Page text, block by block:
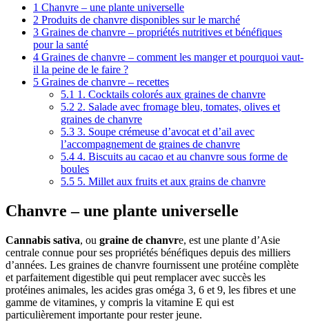
1 Chanvre – une plante universelle
2 Produits de chanvre disponibles sur le marché
3 Graines de chanvre – propriétés nutritives et bénéfiques
pour la santé
4 Graines de chanvre – comment les manger et pourquoi vaut-
il la peine de le faire ?
5 Graines de chanvre – recettes
5.1 1. Cocktails colorés aux graines de chanvre
5.2 2. Salade avec fromage bleu, tomates, olives et
graines de chanvre
5.3 3. Soupe crémeuse d’avocat et d’ail avec
l’accompagnement de graines de chanvre
5.4 4. Biscuits au cacao et au chanvre sous forme de
boules
5.5 5. Millet aux fruits et aux grains de chanvre
Chanvre – une plante universelle
Cannabis sativa, ou graine de chanvre, est une plante d’Asie
centrale connue pour ses propriétés bénéfiques depuis des milliers
d’années. Les graines de chanvre fournissent une protéine complète
et parfaitement digestible qui peut remplacer avec succès les
protéines animales, les acides gras oméga 3, 6 et 9, les fibres et une
gamme de vitamines, y compris la vitamine E qui est
particulièrement importante pour rester jeune.